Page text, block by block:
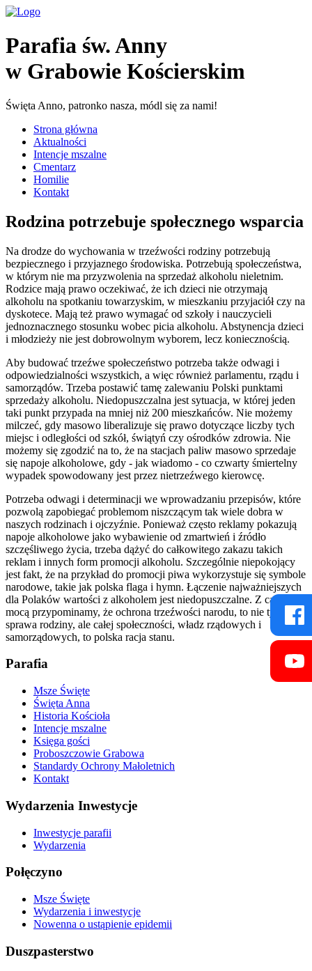
Parafia św. Anny
w Grabowie Kościerskim
Święta Anno, patronko nasza, módl się za nami!
Strona główna
Aktualności
Intencje mszalne
Cmentarz
Homilie
Kontakt
Rodzina potrzebuje społecznego wsparcia
Na drodze do wychowania w trzeźwości rodziny potrzebują
bezpiecznego i przyjaznego środowiska. Potrzebują społeczeństwa,
w którym nie ma przyzwolenia na sprzedaż alkoholu nieletnim.
Rodzice mają prawo oczekiwać, że ich dzieci nie otrzymają
alkoholu na spotkaniu towarzyskim, w mieszkaniu przyjaciół czy na
dyskotece. Mają też prawo wymagać od szkoły i nauczycieli
jednoznacznego stosunku wobec picia alkoholu. Abstynencja dzieci
i młodzieży nie jest dobrowolnym wyborem, lecz koniecznością.
Aby budować trzeźwe społeczeństwo potrzeba także odwagi i
odpowiedzialności wszystkich, a więc również parlamentu, rządu i
samorządów. Trzeba postawić tamę zalewaniu Polski punktami
sprzedaży alkoholu. Niedopuszczalna jest sytuacja, w której jeden
taki punkt przypada na mniej niż 200 mieszkańców. Nie możemy
milczeć, gdy masowo liberalizuje się prawo dotyczące liczby tych
miejsc i odległości od szkół, świątyń czy ośrodków zdrowia. Nie
możemy się zgodzić na to, że na stacjach paliw masowo sprzedaje
się napoje alkoholowe, gdy - jak wiadomo - co czwarty śmiertelny
wypadek spowodowany jest przez nietrzeźwego kierowcę.
Potrzeba odwagi i determinacji we wprowadzaniu przepisów, które
pozwolą zapobiegać problemom niszczącym tak wiele dobra w
naszych rodzinach i ojczyźnie. Ponieważ często reklamy pokazują
napoje alkoholowe jako wybawienie od zmartwień i źródło
szczęśliwego życia, trzeba dążyć do całkowitego zakazu takich
reklam i innych form promocji alkoholu. Szczególnie niepokojący
jest fakt, że na przykład do promocji piwa wykorzystuje się symbole
narodowe, takie jak polska flaga i hymn. Łączenie najważniejszych
dla Polaków wartości z alkoholem jest niedopuszczalne. Z całą
mocą przypominamy, że ochrona trzeźwości narodu, to nie tylko
sprawa rodziny, ale całej społeczności, władz rządowych i
samorządowych, to polska racja stanu.
Parafia
Msze Święte
Święta Anna
Historia Kościoła
Intencje mszalne
Księga gości
Proboszczowie Grabowa
Standardy Ochrony Małoletnich
Kontakt
Wydarzenia Inwestycje
Inwestycje parafii
Wydarzenia
Połęczyno
Msze Święte
Wydarzenia i inwestycje
Nowenna o ustąpienie epidemii
Duszpasterstwo